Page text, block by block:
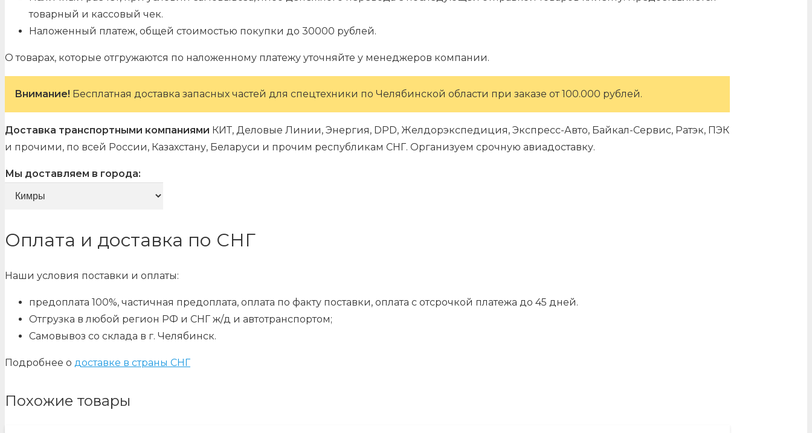
товарный и кассовый чек.
Наложенный платеж, общей стоимостью покупки до 30000 рублей.
О товарах, которые отгружаются по наложенному платежу уточняйте у менеджеров компании.
Внимание! Бесплатная доставка запасных частей для спецтехники по Челябинской области при заказе от 100.000 рублей.
Доставка транспортными компаниями КИТ, Деловые Линии, Энергия, DPD, Желдорэкспедиция, Экспресс-Авто, Байкал-Сервис, Ратэк, ПЭК
и прочими, по всей России, Казахстану, Беларуси и прочим республикам СНГ. Организуем срочную авиадоставку.
Мы доставляем в города:
Оплата и доставка по СНГ
Наши условия поставки и оплаты:
предоплата 100%, частичная предоплата, оплата по факту поставки, оплата с отсрочкой платежа до 45 дней.
Отгрузка в любой регион РФ и СНГ ж/д и автотранспортом;
Самовывоз со склада в г. Челябинск.
Подробнее о доставке в страны СНГ
Похожие товары